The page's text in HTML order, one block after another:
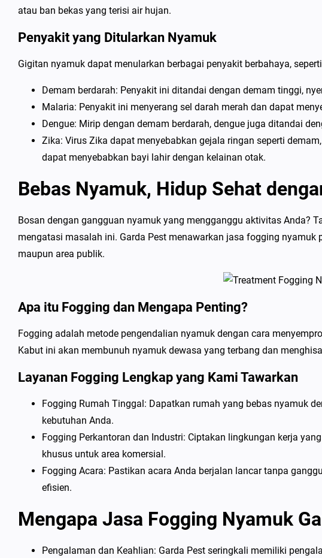
atau ban bekas yang terisi air hujan.
Penyakit yang Ditularkan Nyamuk
Gigitan nyamuk dapat menularkan berbagai penyakit berbahaya,
Demam berdarah: Penyakit ini ditandai dengan demam tinggi,
Malaria: Penyakit ini menyerang sel darah merah dan dapat
Dengue: Mirip dengan demam berdarah, dengue juga ditandai
Zika: Virus Zika dapat menyebabkan gejala ringan seperti
dapat menyebabkan bayi lahir dengan kelainan otak.
Bebas Nyamuk, Hidup Sehat
Bosan dengan gangguan nyamuk yang mengganggu aktivitas Anda?
mengatasi masalah ini. Garda Pest menawarkan jasa fogging
maupun area publik.
Apa itu Fogging dan Mengapa Penting?
Fogging adalah metode pengendalian nyamuk dengan cara
Kabut ini akan membunuh nyamuk dewasa yang terbang dan
Layanan Fogging Lengkap yang Kami Tawarkan
Fogging Rumah Tinggal: Dapatkan rumah yang bebas nyamuk
kebutuhan Anda.
Fogging Perkantoran dan Industri: Ciptakan lingkungan kerja
khusus untuk area komersial.
Fogging Acara: Pastikan acara Anda berjalan lancar tanpa
efisien.
Mengapa Jasa Fogging Nyamuk
Pengalaman dan Keahlian: Garda Pest seringkali memiliki